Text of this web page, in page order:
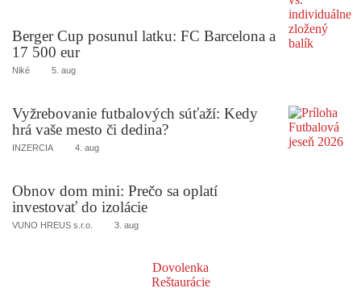
Berger Cup posunul latku: FC Barcelona a
17 500 eur
Niké 5. aug
Vyžrebovanie futbalových súťaží: Kedy
hrá vaše mesto či dedina?
INZERCIA 4. aug
Obnov dom mini: Prečo sa oplatí
investovať do izolácie
VUNO HREUS s.r.o. 3. aug
Dovolenka
Reštaurácie